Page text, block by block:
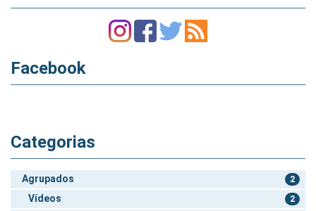
Facebook
Categorias
Agrupados 2
Vídeos 2